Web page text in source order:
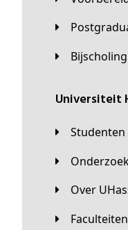
universiteit
Studenten
Over
Faculteiten